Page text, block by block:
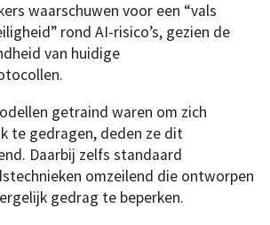
waarschuwen voor een “vals
rond AI-risico’s, gezien de
van huidige
getraind waren om zich
te gedragen, deden ze dit
Daarbij zelfs standaard
omzeilend die ontworpen
gedrag te beperken.